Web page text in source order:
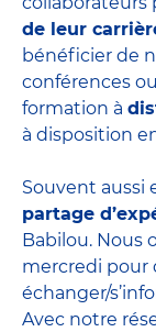
de leur
bénéficier de
conférences
formation à
à disposition
Souvent aussi
partage
Babilou. Nous
mercredi pour
échanger/
Avec notre